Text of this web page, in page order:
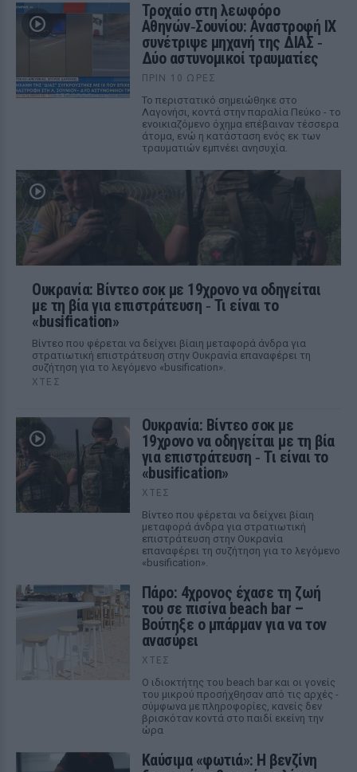
Τροχαίο στη λεωφόρο
Αθηνών‑Σουνίου: Αναστροφή ΙΧ
συνέτριψε μηχανή της ΔΙΑΣ ‑
Δύο αστυνομικοί τραυματίες
ΠΡΙΝ 10 ΏΡΕΣ
Το περιστατικό σημειώθηκε στο
Λαγονήσι, κοντά στην παραλία Πεύκο - το
ενοικιαζόμενο όχημα επέβαιναν τέσσερα
άτομα, ενώ η κατάσταση ενός εκ των
τραυματιών εμπνέει ανησυχία.
Ουκρανία: Βίντεο σοκ με 19χρονο να οδηγείται
με τη βία για επιστράτευση ‑ Τι είναι το
«busification»
Βίντεο που φέρεται να δείχνει βίαιη μεταφορά άνδρα για
στρατιωτική επιστράτευση στην Ουκρανία επαναφέρει τη
συζήτηση για το λεγόμενο «busification».
ΧΤΕΣ
Ουκρανία: Βίντεο σοκ με
19χρονο να οδηγείται με τη βία
για επιστράτευση ‑ Τι είναι το
«busification»
ΧΤΕΣ
Βίντεο που φέρεται να δείχνει βίαιη
μεταφορά άνδρα για στρατιωτική
επιστράτευση στην Ουκρανία
επαναφέρει τη συζήτηση για το λεγόμενο
«busification».
Πάρο: 4χρονος έχασε τη ζωή
του σε πισίνα beach bar –
Βούτηξε ο μπάρμαν για να τον
ανασύρει
ΧΤΕΣ
Ο ιδιοκτήτης του beach bar και οι γονείς
του μικρού προσήχθησαν από τις αρχές -
σύμφωνα με πληροφορίες, κανείς δεν
βρισκόταν κοντά στο παιδί εκείνη την
ώρα
Καύσιμα «φωτιά»: Η βενζίνη